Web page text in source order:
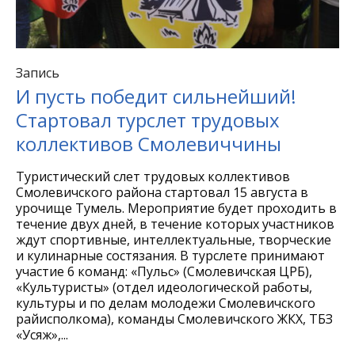
Запись
И пусть победит сильнейший!
Стартовал турслет трудовых
коллективов Смолевиччины
Туристический слет трудовых коллективов
Смолевичского района стартовал 15 августа в
урочище Тумель. Мероприятие будет проходить в
течение двух дней, в течение которых участников
ждут спортивные, интеллектуальные, творческие
и кулинарные состязания. В турслете принимают
участие 6 команд: «Пульс» (Смолевичская ЦРБ),
«Культуристы» (отдел идеологической работы,
культуры и по делам молодежи Смолевичского
райисполкома), команды Смолевичского ЖКХ, ТБЗ
«Усяж»,...